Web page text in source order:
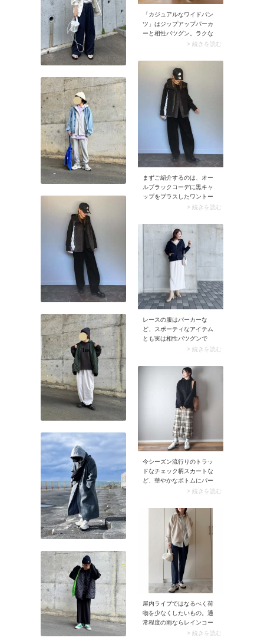
「カジュアルなワイドパン
ツ」はジップアップパーカ
ーと相性バツグン。ラクな
着心地なのにサマになりま
プパーカーの前を閉めるの
がコツ。そうすることでパ
ーカーの身頃やフードがモ
タつかず、コーデがスッキ
リとして見えます。
> 続きを読む
まずご紹介するのは、オー
ルブラックコーデに黒キャ
ップをプラスしたワントー
ンスタイル。キャップの色
で、カジュアルでも自然と
大人っぽく見えますよ。冬
アウターに加えて黒の重さ
が出るので、髪の毛をすっ
きりまとめるほか、小物で
明るい色をアクセントとし
て取り入れるのがおすすめ
です。
> 続きを読む
レースの服はパーカーな
ど、スポーティなアイテム
とも実は相性バツグンで
す。首元からレースブラウ
で、いつものパーカーがた
ちまちきれいめな印象に。
ここにホワイトのロングス
カートを合わせれば、上品
な大人カジュアルコーデが
完成します。
> 続きを読む
今シーズン流行りのトラッ
ドなチェック柄スカートな
ど、華やかなボトムにパー
カーを合わせるのもおすす
なシルエットを選ぶと大人
っぽく上品なムードにまと
まります。きれいめな服に
合わせるときのパーカーは
適度な光沢とハリのある素
材を選ぶのがコツ。
> 続きを読む
屋内ライブではなるべく荷
物を少なくしたいもの。通
常程度の雨ならレインコー
トよりも、機能性マウンテ
> 続きを読む